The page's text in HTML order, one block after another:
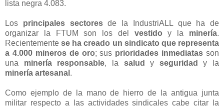
lista negra 4.083.
Los principales sectoresde la IndustriALL que ha de
organizar la FTUM son los del vestido y la minería.
Recientementese ha creado un sindicato que representa
a 4.000 mineros de oro; sus prioridades inmediatas son
una minería responsable, la salud y seguridad
y la
minería artesanal .
Como ejemplo de la mano de hierro de la antigua junta
militar respecto a las actividades sindicales cabe citar la